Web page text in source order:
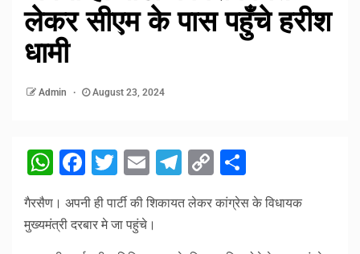
लेकर सीएम के पास पहुँचे हरीश
धामी
Admin August 23, 2024
WhatsApp
Facebook
Twitter
EmailTelegram
Copy
Link
गैरसैण। अपनी ही पार्टी की शिकायत लेकर कांग्रेस के विधायक
मुख्यमंत्री दरबार मे जा पहुंचे।